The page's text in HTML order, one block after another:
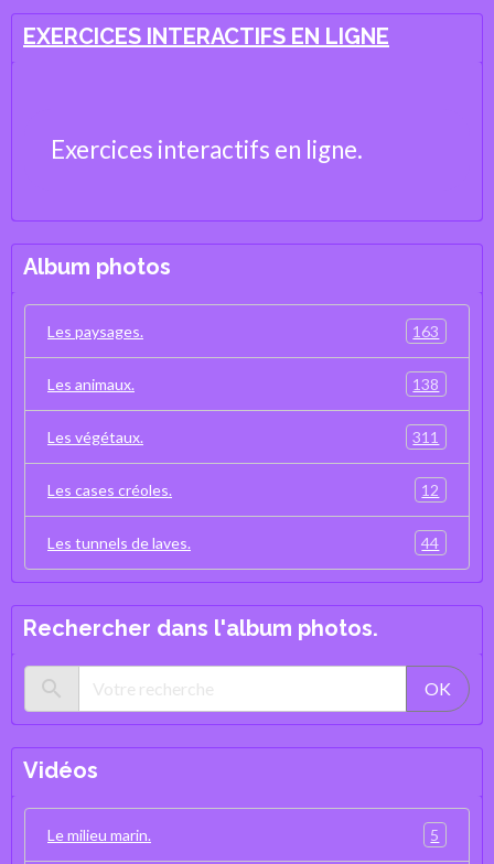
EXERCICES INTERACTIFS EN LIGNE
Exercices interactifs en ligne.
Album photos
Les paysages. 163
Les animaux. 138
Les végétaux. 311
Les cases créoles. 12
Les tunnels de laves. 44
Rechercher dans l'album photos.
OK
Vidéos
Le milieu marin. 5